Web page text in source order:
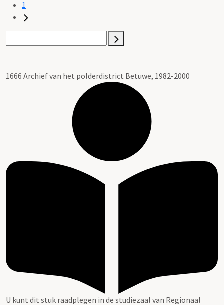
1
1666 Archief van het polderdistrict Betuwe, 1982-2000
U kunt dit stuk raadplegen in de studiezaal van Regionaal